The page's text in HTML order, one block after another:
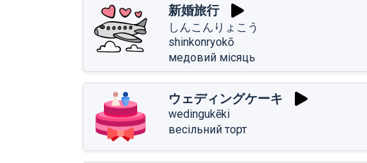
新婚旅行
しんこんりょこう
shinkonryokō
медовий місяць
ウェディングケーキ
wedingukēki
весільний торт